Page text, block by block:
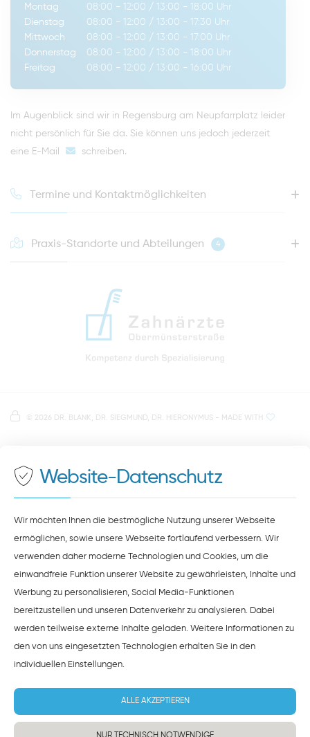
Montag 08:00 - 12:00 / 13:00 - 18:00 Uhr
Dienstag
08:00 - 12:00 / 13:00 - 17:30 Uhr
Mittwoch
08:00 - 12:00 / 13:00 - 17:00 Uhr
Donnerstag
08:00 - 12:00 / 13:00 - 18:00 Uhr
Freitag
08:00 - 12:00 / 13:00 - 16:00 Uhr
Im Augenblick sind wir in Regensburg am Neupfarrplatz leider
nicht persönlich für Sie da. Sie können uns jedoch jederzeit
eine E-Mail
schreiben.
Termine und Kontaktmöglichkeiten
info@zahnaerzte-in-regensburg.de
Praxis-Standorte und Abteilungen 4
zustimmen.
ZUSTIMMEN
HINWEISE ZUM DATENSCHUTZ
© 2026 DR. BLANK, DR. SIEGMUND, DR. HIERONYMUS - MADE WITH
Website-Datenschutz
Wir möchten Ihnen die bestmögliche Nutzung unserer Webseite
ermöglichen, sowie unsere Webseite fortlaufend verbessern. Wir
verwenden daher moderne Technologien und Cookies, um die
einwandfreie Funktion unserer Website zu gewährleisten, Inhalte und
Werbung zu personalisieren, Social Media-Funktionen
bereitzustellen und unseren Datenverkehr zu analysieren. Dabei
werden teilweise externe Inhalte geladen. Weitere Informationen zu
den von uns eingesetzten Technologien erhalten Sie in den
individuellen Einstellungen.
ALLE AKZEPTIEREN